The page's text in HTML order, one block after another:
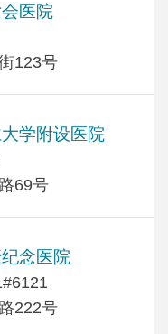
医院
123号
学附设医院
69号
念医院
222号